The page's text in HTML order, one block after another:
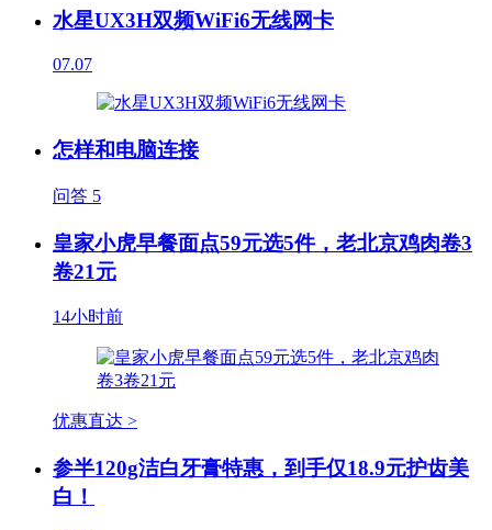
水星UX3H双频WiFi6无线网卡
07.07
怎样和电脑连接
问答 5
皇家小虎早餐面点59元选5件，老北京鸡肉卷3
卷21元
14小时前
优惠直达 >
参半120g洁白牙膏特惠，到手仅18.9元护齿美
白！